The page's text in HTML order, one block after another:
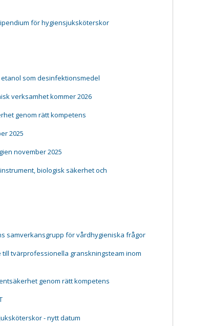
för hygiensjuksköterskor
som desinfektionsmedel
verksamhet kommer 2026
genom rätt kompetens
2025
november 2025
biologisk säkerhet och
samverkansgrupp för vårdhygieniska frågor
till tvärprofessionella granskningsteam inom
genom rätt kompetens
- nytt datum